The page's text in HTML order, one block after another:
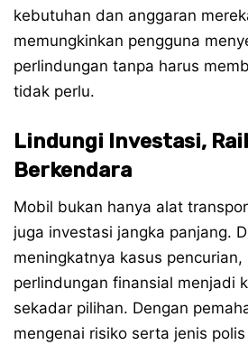
kebutuhan dan anggaran
memungkinkan pengguna
perlindungan tanpa harus
tidak perlu.
Lindungi Investasi,
Berkendara
Mobil bukan hanya alat
juga investasi jangka panjang.
meningkatnya kasus pencurian,
perlindungan finansial menjadi
sekadar pilihan. Dengan
mengenai risiko serta jenis